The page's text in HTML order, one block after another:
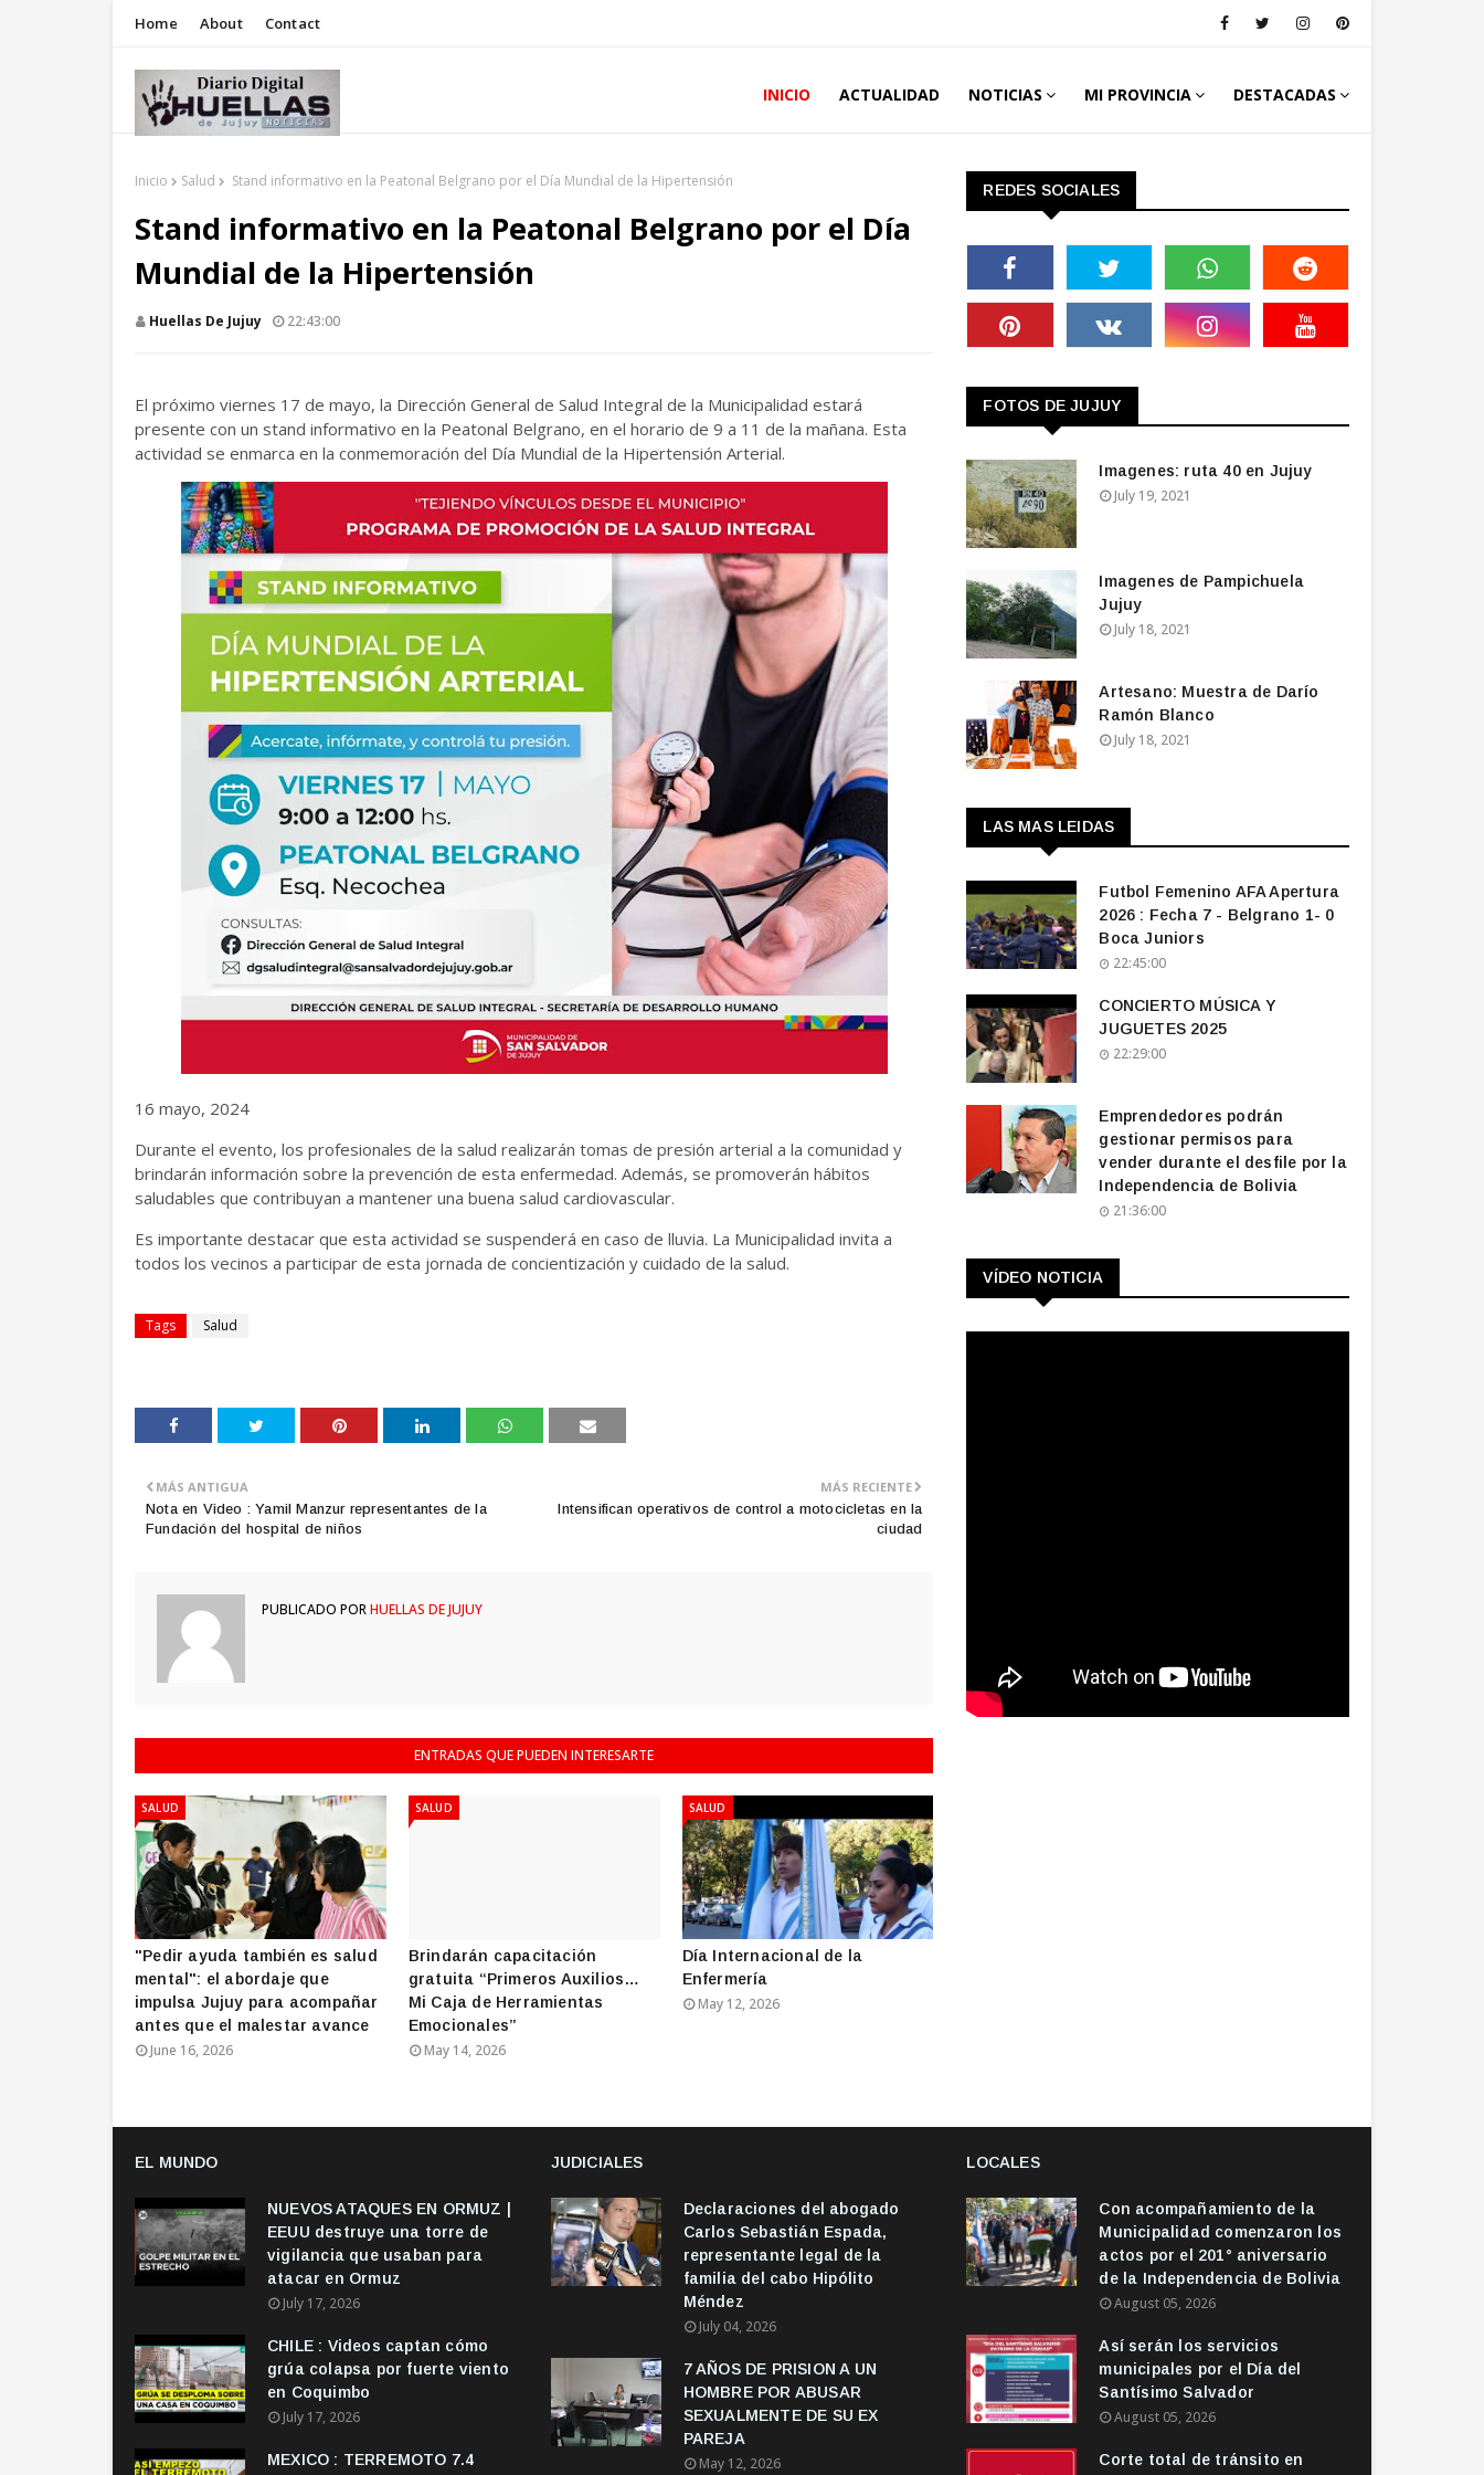
Home About Contact
INICIO ACTUALIDAD NOTICIAS MI PROVINCIA DESTACADAS
Inicio Salud Stand informativo en la Peatonal Belgrano por el Día Mundial de la Hipertensión
Stand informativo en la Peatonal Belgrano por el Día
Mundial de la Hipertensión
Huellas De Jujuy 22:43:00
El próximo viernes 17 de mayo, la Dirección General de Salud Integral de la Municipalidad estará
presente con un stand informativo en la Peatonal Belgrano, en el horario de 9 a 11 de la mañana. Esta
actividad se enmarca en la conmemoración del Día Mundial de la Hipertensión Arterial.
16 mayo, 2024
Durante el evento, los profesionales de la salud realizarán tomas de presión arterial a la comunidad y
brindarán información sobre la prevención de esta enfermedad. Además, se promoverán hábitos
saludables que contribuyan a mantener una buena salud cardiovascular.
Es importante destacar que esta actividad se suspenderá en caso de lluvia. La Municipalidad invita a
todos los vecinos a participar de esta jornada de concientización y cuidado de la salud.
Tags Salud
MÁS RECIENTE
Intensifican operativos de control a motocicletas en la
ciudad
MÁS ANTIGUA
Nota en Video : Yamil Manzur representantes de la
Fundación del hospital de niños
PUBLICADO PORHUELLAS DE JUJUY
ENTRADAS QUE PUEDEN INTERESARTE
SALUD
"Pedir ayuda también es salud
mental": el abordaje que
impulsa Jujuy para acompañar
antes que el malestar avance
June 16, 2026
SALUD
Brindarán capacitación
gratuita “Primeros Auxilios…
Mi Caja de Herramientas
Emocionales”
May 14, 2026
SALUD
Día Internacional de la
Enfermería
May 12, 2026
REDES SOCIALES
FOTOS DE JUJUY
Imagenes: ruta 40 en Jujuy
July 19, 2021
Imagenes de Pampichuela
Jujuy
July 18, 2021
Artesano: Muestra de Darío
Ramón Blanco
July 18, 2021
LAS MAS LEIDAS
Futbol Femenino AFA Apertura
2026 : Fecha 7 - Belgrano 1- 0
Boca Juniors
22:45:00
CONCIERTO MÚSICA Y
JUGUETES 2025
22:29:00
Emprendedores podrán
gestionar permisos para
vender durante el desfile por la
Independencia de Bolivia
21:36:00
VÍDEO NOTICIA
EL MUNDO
NUEVOS ATAQUES EN ORMUZ |
EEUU destruye una torre de
vigilancia que usaban para
atacar en Ormuz
July 17, 2026
CHILE : Videos captan cómo
grúa colapsa por fuerte viento
en Coquimbo
July 17, 2026
MEXICO : TERREMOTO 7.4
JUDICIALES
Declaraciones del abogado
Carlos Sebastián Espada,
representante legal de la
familia del cabo Hipólito
Méndez
July 04, 2026
7 AÑOS DE PRISION A UN
HOMBRE POR ABUSAR
SEXUALMENTE DE SU EX
PAREJA
May 12, 2026
LOCALES
Con acompañamiento de la
Municipalidad comenzaron los
actos por el 201° aniversario
de la Independencia de Bolivia
August 05, 2026
Así serán los servicios
municipales por el Día del
Santísimo Salvador
August 05, 2026
Corte total de tránsito en